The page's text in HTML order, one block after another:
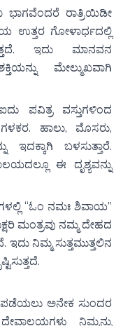
ಭಾಗವೆಂದರೆ ರಾತ್ರಿಯಿಡೀ
ಉತ್ತರ ಗೋಳಾರ್ಧದಲ್ಲಿ
ಇದು ಮಾನವನ
ಮೇಲ್ಮುಖವಾಗಿ
ಪವಿತ್ರ ವಸ್ತುಗಳಿಂದ
ಹಾಲು, ಮೊಸರು,
ಇದಕ್ಕಾಗಿ ಬಳಸುತ್ತಾರೆ.
ಈ ದೃಶ್ಯವನ್ನು
“ಓಂ ನಮಃ ಶಿವಾಯ”
ಮಂತ್ರವು ನಮ್ಮ ದೇಹದ
ಇದು ನಿಮ್ಮ ಸುತ್ತಮುತ್ತಲಿನ
ಪಡೆಯಲು ಅನೇಕ ಸುಂದರ
ನಿಮ್ಮನ್ನು